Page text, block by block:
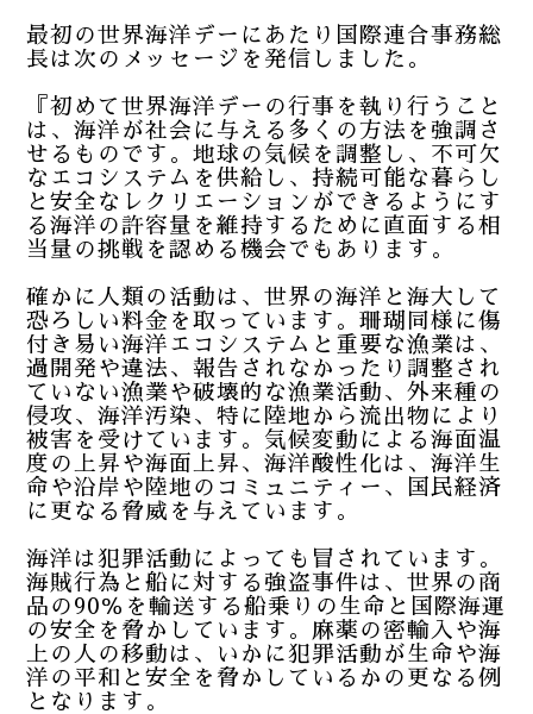
最初の世界海洋デーにあたり国際連合事務総
長は次のメッセージを発信しました。
『初めて世界海洋デーの行事を執り行うこと
は、海洋が社会に与える多くの方法を強調さ
せるものです。地球の気候を調整し、不可欠
なエコシステムを供給し、持続可能な暮らし
と安全なレクリエーションができるようにす
る海洋の許容量を維持するために直面する相
当量の挑戦を認める機会でもあります。
確かに人類の活動は、世界の海洋と海大して
恐ろしい料金を取っています。珊瑚同様に傷
付き易い海洋エコシステムと重要な漁業は、
過開発や違法、報告されなかったり調整され
ていない漁業や破壊的な漁業活動、外来種の
侵攻、海洋汚染、特に陸地から流出物により
被害を受けています。気候変動による海面温
度の上昇や海面上昇、海洋酸性化は、海洋生
命や沿岸や陸地のコミュニティー、国民経済
に更なる脅威を与えています。
海洋は犯罪活動によっても冒されています。
海賊行為と船に対する強盗事件は、世界の商
品の90％を輸送する船乗りの生命と国際海運
の安全を脅かしています。麻薬の密輸入や海
上の人の移動は、いかに犯罪活動が生命や海
洋の平和と安全を脅かしているかの更なる例
となります。